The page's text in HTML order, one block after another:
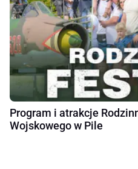
Program i atrakcje
Wojskowego w Pile